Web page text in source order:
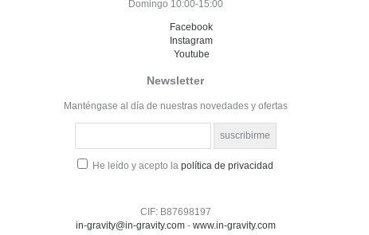
Domingo 10:00-15:00
Facebook
Instagram
Youtube
Newsletter
Manténgase al día de nuestras novedades y ofertas
He leído y acepto la política de privacidad
CIF: B87698197
in-gravity@in-gravity.com- www.in-gravity.com